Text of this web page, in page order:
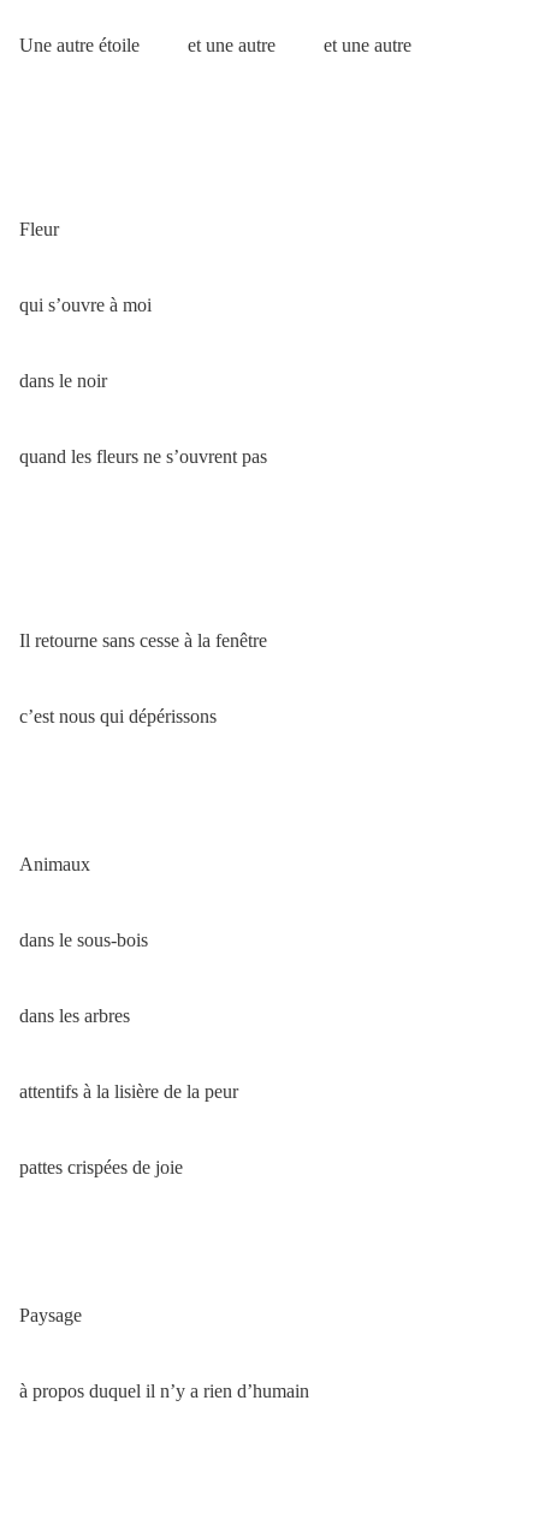
Une autre étoile et une autre et une autre
Fleur
qui s’ouvre à moi
dans le noir
quand les fleurs ne s’ouvrent pas
Il retourne sans cesse à la fenêtre
c’est nous qui dépérissons
Animaux
dans le sous-bois
dans les arbres
attentifs à la lisière de la peur
pattes crispées de joie
Paysage
à propos duquel il n’y a rien d’humain